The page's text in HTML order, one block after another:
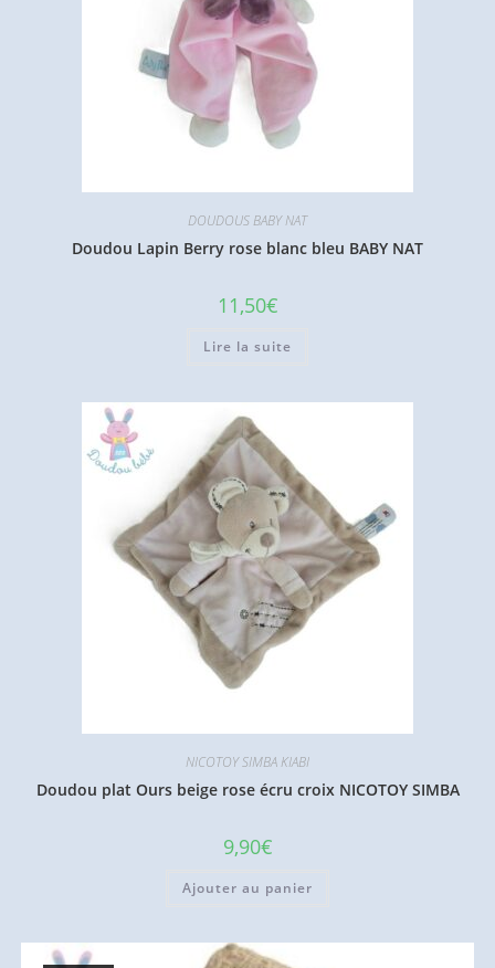
DOUDOUS BABY NAT
Doudou Lapin Berry rose blanc bleu BABY NAT
11,50€
Lire la suite
NICOTOY SIMBA KIABI
Doudou plat Ours beige rose écru croix NICOTOY SIMBA
9,90€
Ajouter au panier